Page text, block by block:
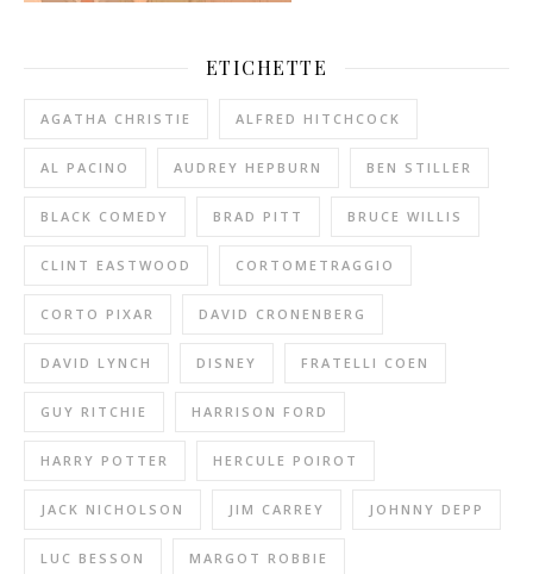
ETICHETTE
AGATHA CHRISTIE ALFRED HITCHCOCK
AL PACINO AUDREY HEPBURN BEN STILLER
BLACK COMEDY BRAD PITT BRUCE WILLIS
CLINT EASTWOOD CORTOMETRAGGIO
CORTO PIXAR DAVID CRONENBERG
DAVID LYNCH DISNEY FRATELLI COEN
GUY RITCHIE HARRISON FORD
HARRY POTTER HERCULE POIROT
JACK NICHOLSON JIM CARREY JOHNNY DEPP
LUC BESSON MARGOT ROBBIE